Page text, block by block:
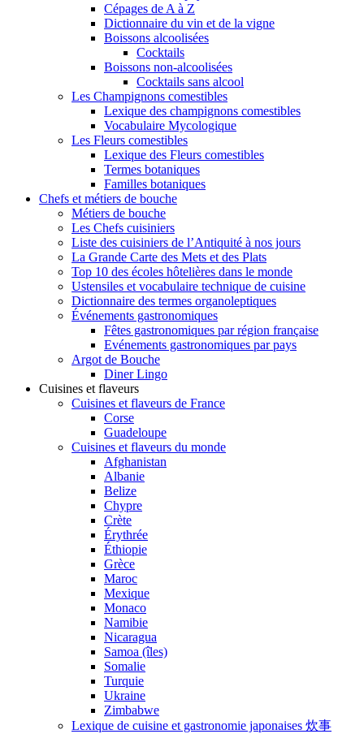
Cépages de A à Z
Dictionnaire du vin et de la vigne
Boissons alcoolisées
Cocktails
Boissons non-alcoolisées
Cocktails sans alcool
Les Champignons comestibles
Lexique des champignons comestibles
Vocabulaire Mycologique
Les Fleurs comestibles
Lexique des Fleurs comestibles
Termes botaniques
Familles botaniques
Chefs et métiers de bouche
Métiers de bouche
Les Chefs cuisiniers
Liste des cuisiniers de l’Antiquité à nos jours
La Grande Carte des Mets et des Plats
Top 10 des écoles hôtelières dans le monde
Ustensiles et vocabulaire technique de cuisine
Dictionnaire des termes organoleptiques
Événements gastronomiques
Fêtes gastronomiques par région française
Evénements gastronomiques par pays
Argot de Bouche
Diner Lingo
Cuisines et flaveurs
Cuisines et flaveurs de France
Corse
Guadeloupe
Cuisines et flaveurs du monde
Afghanistan
Albanie
Belize
Chypre
Crète
Érythrée
Éthiopie
Grèce
Maroc
Mexique
Monaco
Namibie
Nicaragua
Samoa (îles)
Somalie
Turquie
Ukraine
Zimbabwe
Lexique de cuisine et gastronomie japonaises 炊事